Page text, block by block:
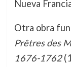
Nueva
Otra obra
Prêtres des
1676-1762